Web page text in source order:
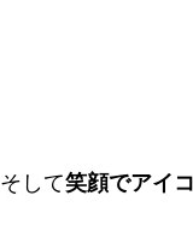
そして笑顔でアイ